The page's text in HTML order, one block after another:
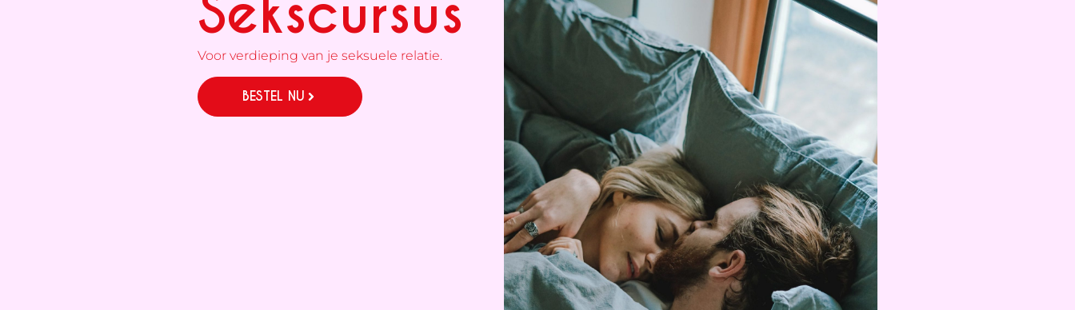
Sekscursus
Voor verdieping van je seksuele relatie.
BESTEL NU